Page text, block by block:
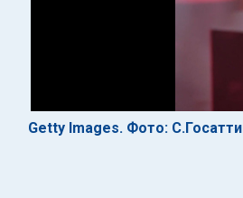
Getty Images. Фото: С.Госатти